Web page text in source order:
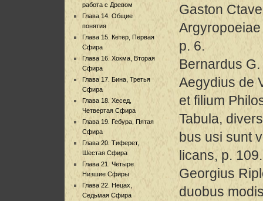
работа с Древом
Глава 14. Общие
понятия
Глава 15. Кетер, Первая
Сфира
Глава 16. Хокма, Вторая
Сфира
Глава 17. Бина, Третья
Сфира
Глава 18. Хесед,
Четвертая Сфира
Глава 19. Гебура, Пятая
Сфира
Глава 20. Тиферет,
Шестая Сфира
Глава 21. Четыре
Низшие Сфиры
Глава 22. Нецах,
Седьмая Сфира
Gaston
p. 6.
Bernardus
Aegydius de
et filium
Tabula,
bus usi sunt
licans, p. 109.
Georgius
duobus